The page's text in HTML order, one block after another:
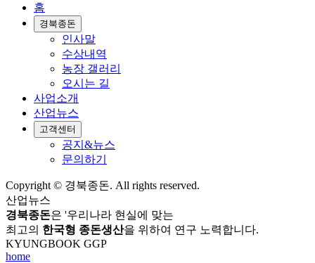
홈
경북종돈
인사말
수상내역
농장 갤러리
오시는 길
사업소개
산업뉴스
고객센터
공지&뉴스
문의하기
Copyright © 경북종돈. All rights reserved.
산업뉴스
경북종돈은 '우리나라 현실에 맞는
최고의 한국형 종돈생산을 위하여 연구 노력합니다.
KYUNGBOOK GGP
home